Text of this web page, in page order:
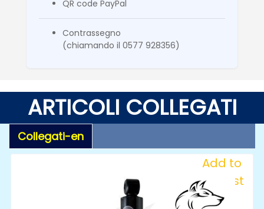
QR code PayPal
Contrassegno
(chiamando il 0577 928356)
ARTICOLI COLLEGATI
Collegati-en
Add to
Wishlist